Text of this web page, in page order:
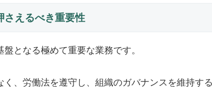
さえるべき重要性
となる極めて重要な業務です。
、労働法を遵守し、組織のガバナンスを維持す